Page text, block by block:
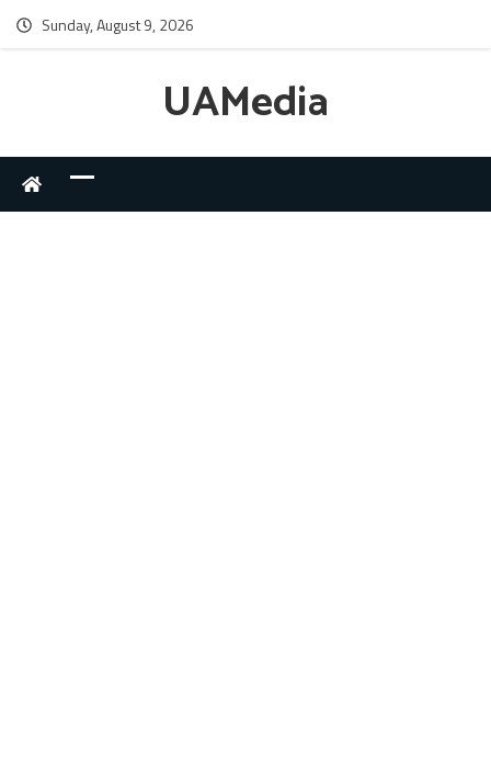
Sunday, August 9, 2026
UAMedia